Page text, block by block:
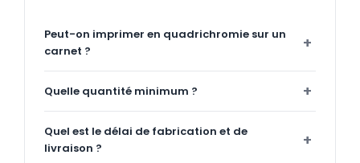
Peut-on imprimer en quadrichromie sur un
carnet ?
Quelle quantité minimum ?
Quel est le délai de fabrication et de
livraison ?